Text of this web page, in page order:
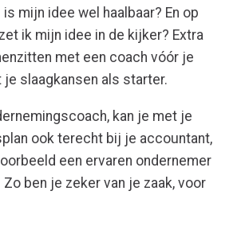
mijn idee wel haalbaar? En op
ik mijn idee in de kijker? Extra
met een coach vóór je
slaagkansen als starter.
kan je met je
ook terecht bij je accountant,
een ervaren ondernemer
ben je zeker van je zaak, voor